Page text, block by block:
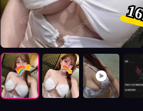
按摩師三三照片展示與影片介紹及客